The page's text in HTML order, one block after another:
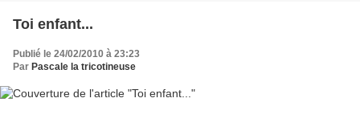
Toi enfant...
Publié le 24/02/2010 à 23:23
Par Pascale la tricotineuse